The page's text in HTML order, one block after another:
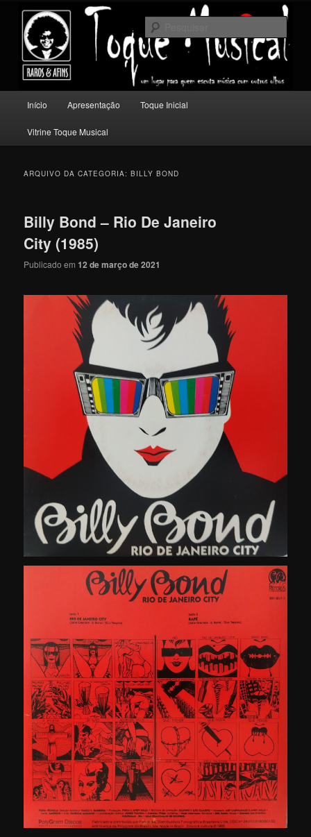
conteúdo
principal
conteúdo
secundário
Toque Musical
Um lugar para quem escuta música com outros olhos.
principal
Início Apresentação Toque Inicial
Vitrine Toque Musical
ARQUIVO DA CATEGORIA:BILLY BOND
Billy Bond – Rio De Janeiro
City (1985)
Publicado em12 de março de 2021